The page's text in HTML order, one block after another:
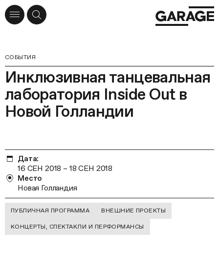
СОБЫТИЯ
Инклюзивная танцевальная
лаборатория Inside Out в
Новой Голландии
Дата:
16 СЕН 2018 – 18 СЕН 2018
Место
Новая Голландия
ПУБЛИЧНАЯ ПРОГРАММА ВНЕШНИЕ ПРОЕКТЫ
КОНЦЕРТЫ, СПЕКТАКЛИ И ПЕРФОРМАНСЫ